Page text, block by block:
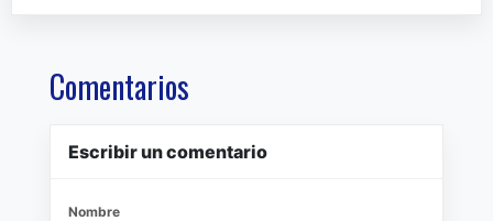
Comentarios
Escribir un comentario
Nombre